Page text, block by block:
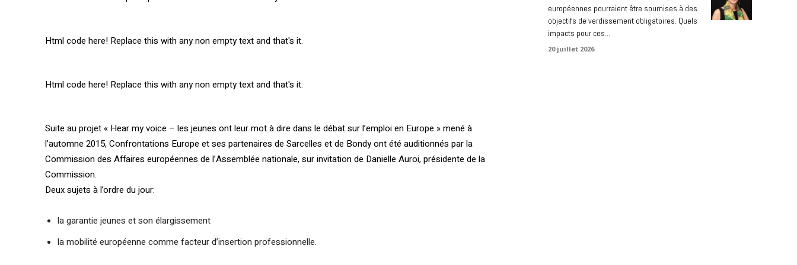
Html code here! Replace this with any non empty text and that's it.
Html code here! Replace this with any non empty text and that's it.
Suite au projet « Hear my voice – les jeunes ont leur mot à dire dans le débat sur l’emploi en Europe » mené à
l’automne 2015, Confrontations Europe et ses partenaires de Sarcelles et de Bondy ont été auditionnés par la
Commission des Affaires européennes de l’Assemblée nationale, sur invitation de Danielle Auroi, présidente de la
Commission.
Deux sujets à l’ordre du jour:
la garantie jeunes et son élargissement
la mobilité européenne comme facteur d’insertion professionnelle.
européennes pourraient être soumises à des
objectifs de verdissement obligatoires. Quels
impacts pour ces...
20 juillet 2026